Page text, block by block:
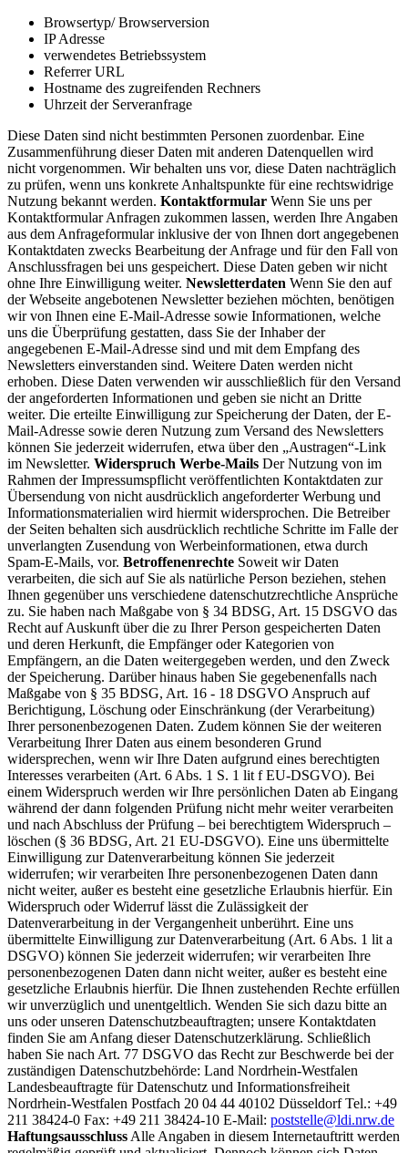
Browsertyp/ Browserversion
IP Adresse
verwendetes Betriebssystem
Referrer URL
Hostname des zugreifenden Rechners
Uhrzeit der Serveranfrage
Diese Daten sind nicht bestimmten Personen zuordenbar. Eine
Zusammenführung dieser Daten mit anderen Datenquellen wird
nicht vorgenommen. Wir behalten uns vor, diese Daten nachträglich
zu prüfen, wenn uns konkrete Anhaltspunkte für eine rechtswidrige
Nutzung bekannt werden. Kontaktformular Wenn Sie uns per
Kontaktformular Anfragen zukommen lassen, werden Ihre Angaben
aus dem Anfrageformular inklusive der von Ihnen dort angegebenen
Kontaktdaten zwecks Bearbeitung der Anfrage und für den Fall von
Anschlussfragen bei uns gespeichert. Diese Daten geben wir nicht
ohne Ihre Einwilligung weiter. Newsletterdaten Wenn Sie den auf
der Webseite angebotenen Newsletter beziehen möchten, benötigen
wir von Ihnen eine E-Mail-Adresse sowie Informationen, welche
uns die Überprüfung gestatten, dass Sie der Inhaber der
angegebenen E-Mail-Adresse sind und mit dem Empfang des
Newsletters einverstanden sind. Weitere Daten werden nicht
erhoben. Diese Daten verwenden wir ausschließlich für den Versand
der angeforderten Informationen und geben sie nicht an Dritte
weiter. Die erteilte Einwilligung zur Speicherung der Daten, der E-
Mail-Adresse sowie deren Nutzung zum Versand des Newsletters
können Sie jederzeit widerrufen, etwa über den „Austragen“-Link
im Newsletter. Widerspruch Werbe-Mails Der Nutzung von im
Rahmen der Impressumspflicht veröffentlichten Kontaktdaten zur
Übersendung von nicht ausdrücklich angeforderter Werbung und
Informationsmaterialien wird hiermit widersprochen. Die Betreiber
der Seiten behalten sich ausdrücklich rechtliche Schritte im Falle der
unverlangten Zusendung von Werbeinformationen, etwa durch
Spam-E-Mails, vor. Betroffenenrechte Soweit wir Daten
verarbeiten, die sich auf Sie als natürliche Person beziehen, stehen
Ihnen gegenüber uns verschiedene datenschutzrechtliche Ansprüche
zu. Sie haben nach Maßgabe von § 34 BDSG, Art. 15 DSGVO das
Recht auf Auskunft über die zu Ihrer Person gespeicherten Daten
und deren Herkunft, die Empfänger oder Kategorien von
Empfängern, an die Daten weitergegeben werden, und den Zweck
der Speicherung. Darüber hinaus haben Sie gegebenenfalls nach
Maßgabe von § 35 BDSG, Art. 16 - 18 DSGVO Anspruch auf
Berichtigung, Löschung oder Einschränkung (der Verarbeitung)
Ihrer personenbezogenen Daten. Zudem können Sie der weiteren
Verarbeitung Ihrer Daten aus einem besonderen Grund
widersprechen, wenn wir Ihre Daten aufgrund eines berechtigten
Interesses verarbeiten (Art. 6 Abs. 1 S. 1 lit f EU-DSGVO). Bei
einem Widerspruch werden wir Ihre persönlichen Daten ab Eingang
während der dann folgenden Prüfung nicht mehr weiter verarbeiten
und nach Abschluss der Prüfung – bei berechtigtem Widerspruch –
löschen (§ 36 BDSG, Art. 21 EU-DSGVO). Eine uns übermittelte
Einwilligung zur Datenverarbeitung können Sie jederzeit
widerrufen; wir verarbeiten Ihre personenbezogenen Daten dann
nicht weiter, außer es besteht eine gesetzliche Erlaubnis hierfür. Ein
Widerspruch oder Widerruf lässt die Zulässigkeit der
Datenverarbeitung in der Vergangenheit unberührt. Eine uns
übermittelte Einwilligung zur Datenverarbeitung (Art. 6 Abs. 1 lit a
DSGVO) können Sie jederzeit widerrufen; wir verarbeiten Ihre
personenbezogenen Daten dann nicht weiter, außer es besteht eine
gesetzliche Erlaubnis hierfür. Die Ihnen zustehenden Rechte erfüllen
wir unverzüglich und unentgeltlich. Wenden Sie sich dazu bitte an
uns oder unseren Datenschutzbeauftragten; unsere Kontaktdaten
finden Sie am Anfang dieser Datenschutzerklärung. Schließlich
haben Sie nach Art. 77 DSGVO das Recht zur Beschwerde bei der
zuständigen Datenschutzbehörde: Land Nordrhein-Westfalen
Landesbeauftragte für Datenschutz und Informationsfreiheit
Nordrhein-Westfalen Postfach 20 04 44 40102 Düsseldorf Tel.: +49
211 38424-0 Fax: +49 211 38424-10 E-Mail: poststelle@ldi.nrw.de
Haftungsausschluss Alle Angaben in diesem Internetauftritt werden